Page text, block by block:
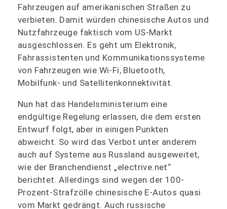
Fahrzeugen auf amerikanischen Straßen zu
verbieten. Damit würden chinesische Autos und
Nutzfahrzeuge faktisch vom US-Markt
ausgeschlossen. Es geht um Elektronik,
Fahrassistenten und Kommunikationssysteme
von Fahrzeugen wie Wi-Fi, Bluetooth,
Mobilfunk- und Satellitenkonnektivität.
Nun hat das Handelsministerium eine
endgültige Regelung erlassen, die dem ersten
Entwurf folgt, aber in einigen Punkten
abweicht. So wird das Verbot unter anderem
auch auf Systeme aus Russland ausgeweitet,
wie der Branchendienst „electrive.net“
berichtet. Allerdings sind wegen der 100-
Prozent-Strafzölle chinesische E-Autos quasi
vom Markt gedrängt. Auch russische